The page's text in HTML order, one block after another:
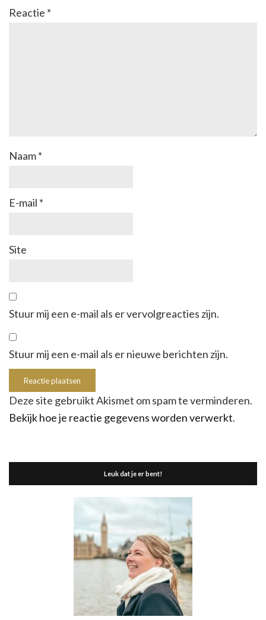
Reactie *
Naam*
E-mail *
Site
Stuur mij een e-mail als er vervolgreacties zijn.
Stuur mij een e-mail als er nieuwe berichten zijn.
Deze site gebruikt Akismet om spam te verminderen.
Bekijk hoe je reactie gegevens worden verwerkt.
Leuk dat je er bent!